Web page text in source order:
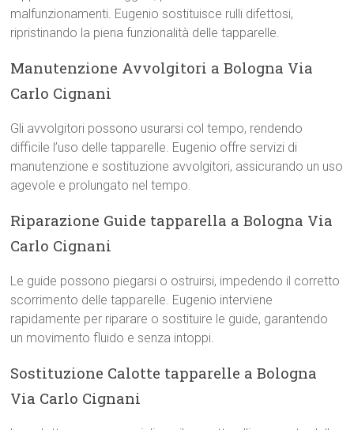
malfunzionamenti. Eugenio sostituisce rulli difettosi,
ripristinando la piena funzionalità delle tapparelle.
Manutenzione Avvolgitori a Bologna Via
Carlo Cignani
Gli avvolgitori possono usurarsi col tempo, rendendo
difficile l’uso delle tapparelle. Eugenio offre servizi di
manutenzione e sostituzione avvolgitori, assicurando un uso
agevole e prolungato nel tempo.
Riparazione Guide tapparella a Bologna Via
Carlo Cignani
Le guide possono piegarsi o ostruirsi, impedendo il corretto
scorrimento delle tapparelle. Eugenio interviene
rapidamente per riparare o sostituire le guide, garantendo
un movimento fluido e senza intoppi.
Sostituzione Calotte tapparelle a Bologna
Via Carlo Cignani